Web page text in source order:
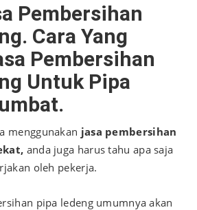
Pembersihan
Cara Yang
Pembersihan
Untuk Pipa
menggunakan jasa pembersihan
anda juga harus tahu apa saja
oleh pekerja.
pipa ledeng umumnya akan